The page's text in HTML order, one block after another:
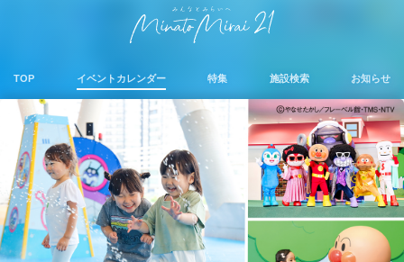
TOP イベントカレンダー 特集 施設検索 お知らせ